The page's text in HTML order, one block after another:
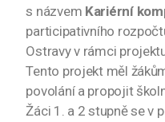
s názvem Kariérní
participativního
Ostravy v rámci
Tento projekt měl
povolání a propojit
Žáci 1. a 2 stupně se v